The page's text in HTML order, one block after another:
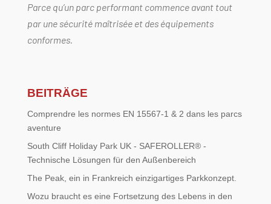
Parce qu’un parc performant commence avant tout
par une sécurité maîtrisée et des équipements
conformes.
BEITRÄGE
Comprendre les normes EN 15567-1 & 2 dans les parcs
aventure
South Cliff Holiday Park UK - SAFEROLLER® -
Technische Lösungen für den Außenbereich
The Peak, ein in Frankreich einzigartiges Parkkonzept.
Wozu braucht es eine Fortsetzung des Lebens in den